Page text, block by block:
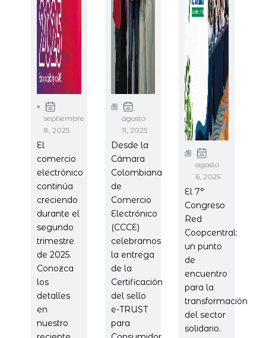
septiembre
8, 2025
El
comercio
electrónico
continúa
creciendo
durante el
segundo
trimestre
de 2025.
Conozca
los
detalles
en
nuestro
agosto
11, 2025
Desde la
Cámara
Colombiana
de
Comercio
Electrónico
(CCCE)
celebramos
la entrega
de la
Certificación
del sello
e-TRUST
para
agosto
6, 2025
El 7°
Congreso
Red
Coopcentral:
un punto
de
encuentro
para la
transformación
del sector
solidario.